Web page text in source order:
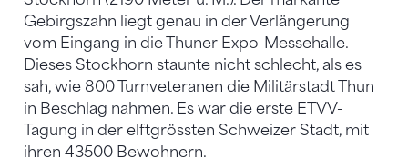
Gebirgszahn liegt genau in der Verlängerung
vom Eingang in die Thuner Expo-Messehalle.
Dieses Stockhorn staunte nicht schlecht, als es
sah, wie 800 Turnveteranen die Militärstadt Thun
in Beschlag nahmen. Es war die erste ETVV-
Tagung in der elftgrössten Schweizer Stadt, mit
ihren 43500 Bewohnern.